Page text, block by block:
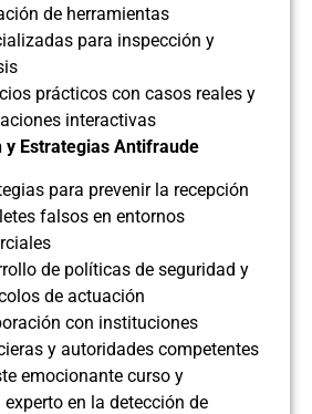
de herramientas
para inspección y
prácticos con casos reales y
interactivas
y Estrategias Antifraude
para prevenir la recepción
falsos en entornos
de políticas de seguridad y
de actuación
con instituciones
y autoridades competentes
emocionante curso y
en la detección de